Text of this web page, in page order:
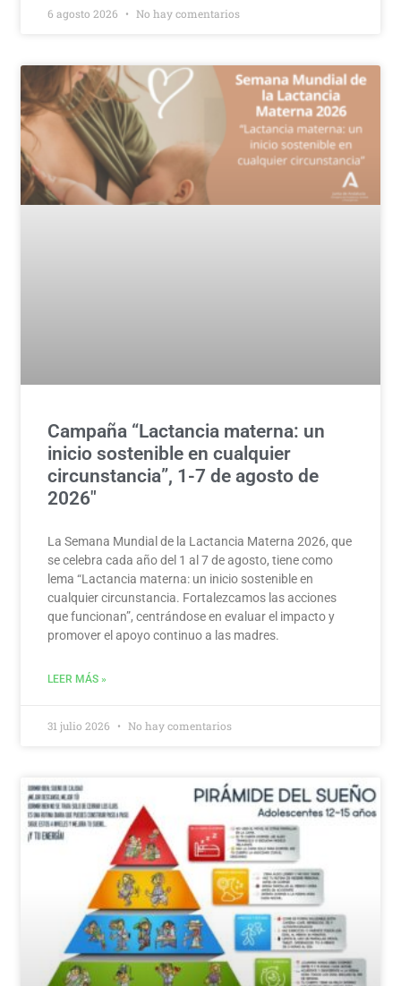
6 agosto 2026 No hay comentarios
Campaña “Lactancia materna: un
inicio sostenible en cualquier
circunstancia”, 1-7 de agosto de
2026″
La Semana Mundial de la Lactancia Materna 2026, que
se celebra cada año del 1 al 7 de agosto, tiene como
lema “Lactancia materna: un inicio sostenible en
cualquier circunstancia. Fortalezcamos las acciones
que funcionan”, centrándose en evaluar el impacto y
promover el apoyo continuo a las madres.
LEER MÁS »
31 julio 2026 No hay comentarios